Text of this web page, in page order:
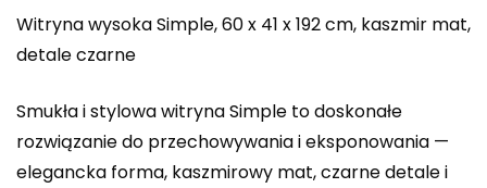
Witryna wysoka Simple, 60 x 41 x 192 cm, kaszmir mat,
detale czarne
Smukła i stylowa witryna Simple to doskonałe
rozwiązanie do przechowywania i eksponowania —
elegancka forma, kaszmirowy mat, czarne detale i